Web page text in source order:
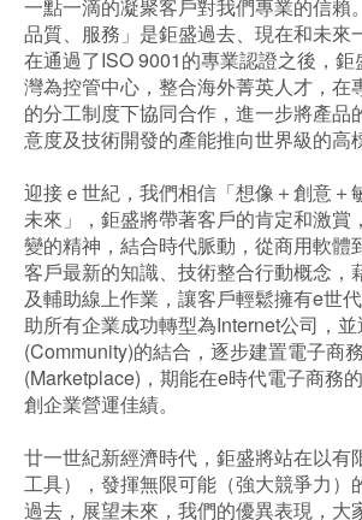
一點一滴的凝聚客戶對我們專業的信賴
品質、服務」是鉅盛過去、現在和未來
在通過了ISO 9001的專業認證之後，
灣為控管中心，整合海外菁英人才，在
的分工制度下協同合作，進一步將產品
意度及技術開發的產能推向世界級的高
迎接ｅ世紀，我們相信「想像＋創意＋
未來」，鉅盛將帶著客戶的肯定和激賞
變的精神，結合時代脈動，從商用軟體
客戶最新的知識、技術整合行動概念，
及輔助線上作業，讓客戶輕鬆擁有e世
助所有企業成功轉型為Internet公司，
(Community)的結合，逐步建置電子商
(Marketplace)，期能在e時代電子商務
創企業營運佳績。
廿一世紀新經濟時代，鉅盛將站在以有
工具），發揮無限可能（強大競爭力）
過去，展望未來，我們的優異表現，大